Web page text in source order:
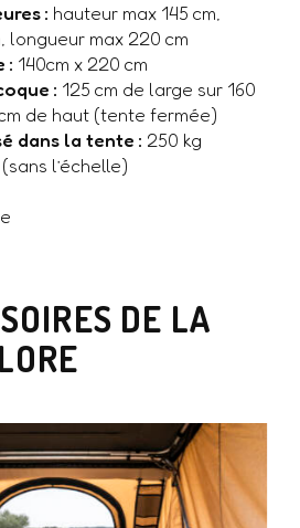
: hauteur max 145 cm,
longueur max 220 cm
: 140cm x 220 cm
: 125 cm de large sur 160
de haut (tente fermée)
dans la tente : 250 kg
l’échelle)
DE LA